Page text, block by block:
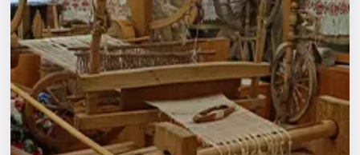
Города
Площадки
Артисты
Рейтинги